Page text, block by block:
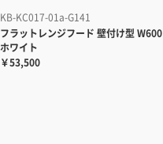
KB-KC017-01a-G141
フラットレンジフード 壁付け型 W600
ホワイト
￥53,500